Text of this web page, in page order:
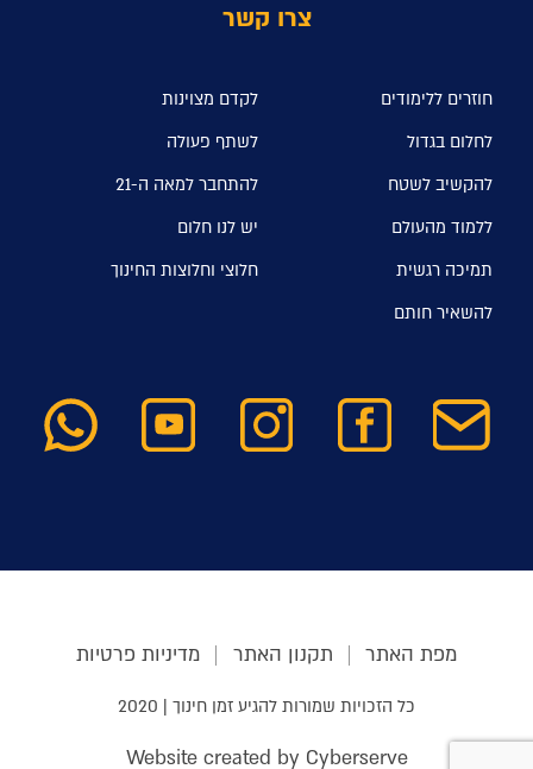
צרו קשר
חוזרים ללימודים
לקדם מצוינות
לחלום בגדול
לשתף פעולה
להקשיב לשטח
להתחבר למאה ה-21
ללמוד מהעולם
יש לנו חלום
תמיכה רגשית
חלוצי וחלוצות החינוך
להשאיר חותם
מפת האתר תקנון האתר מדיניות פרטיות
כל הזכויות שמורות להגיע זמן חינוך | 2020
Website created by Cyberserve